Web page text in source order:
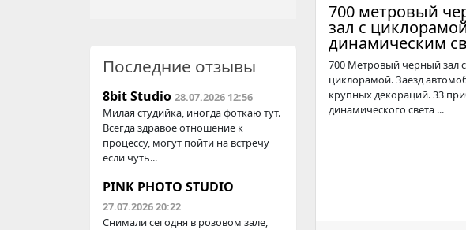
700 метровый
зал с
динамическим
700 Метровый черный зал
циклорамой. Заезд
крупных декораций. 33
динамического света ...
Последние отзывы
8bit Studio 28.07.2026 12:56
Милая студийка, иногда фоткаю тут.
Всегда здравое отношение к
процессу, могут пойти на встречу
если чуть...
PINK PHOTO STUDIO
27.07.2026 20:22
Снимали сегодня в розовом зале,